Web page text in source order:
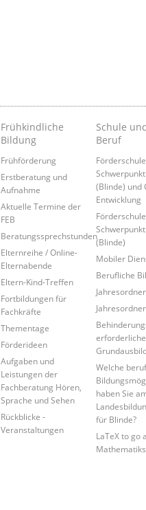
Frühkindliche
Bildung
Frühförderung
Erstberatung und
Aufnahme
Aktuelle Termine der
FEB
Beratungssprechstunden
Elternreihe / Online-
Elternabende
Eltern-Kind-Treffen
Fortbildungen für
Fachkräfte
Thementage
Förderideen
Aufgaben und
Leistungen der
Fachberatung Hören,
Sprache und Sehen
Rückblicke -
Veranstaltungen
Schule
Beruf
Förderschule
(Blinde) und
Entwicklung
Förderschule
(Blinde)
Mobiler
Berufliche
erforderliche
Welche
haben Sie
für Blinde?
LaTeX to go